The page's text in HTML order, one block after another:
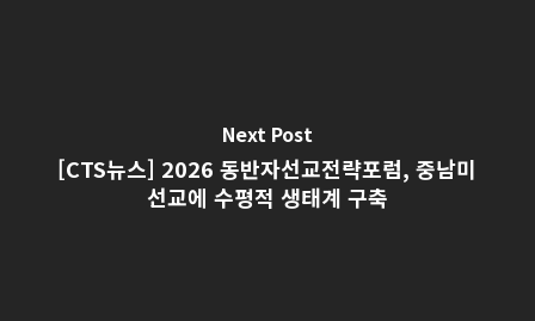
Next Post
[CTS뉴스] 2026 동반자선교전략포럼, 중남미
선교에 수평적 생태계 구축